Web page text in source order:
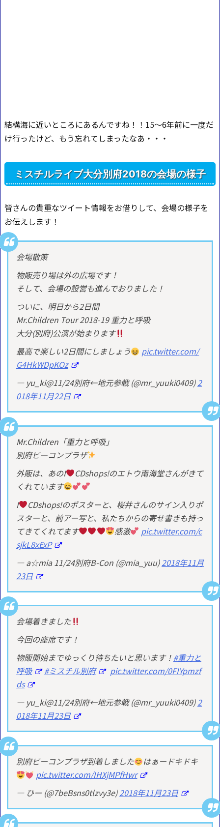
結構海に近いところにあるんですね！！15〜6年前に一度だ
け行ったけど、もう忘れてしまったなあ・・・
ミスチルライブ大分別府2018の会場の様子
皆さんの貴重なツイート情報をお借りして、会場の様子を
お伝えします！
会場散策
物販売り場は外の広場です！
そして、会場の設営も進んでおりました！
ついに、明日から2日間
Mr.Children Tour 2018-19 重力と呼吸
大分(別府)公演が始まります
最高で楽しい2日間にしましょう
pic.twitter.com/
G4HkWDpKOz
— yu_ki@11/24別府←地元参戦 (@mr_yuuki0409)2
018年11月22日
Mr.Children「重力と呼吸」
別府ビーコンプラザ
外販は、あのI
CDshops!のエトウ南海堂さんがきて
くれています
I
CDshops!のポスターと、桜井さんのサイン入りポ
スターと、前アー写と、私たちからの寄せ書きも持っ
てきてくれてます
感激
pic.twitter.com/c
sjkL8xExP
— a☆mia 11/24別府B-Con (@mia_yuu)2018年11月
23日
会場着きました
今回の座席です！
物販開始までゆっくり待ちたいと思います！ #重力と
呼吸
#ミスチル別府
pic.twitter.com/0FIYpmzf
ds
— yu_ki@11/24別府←地元参戦 (@mr_yuuki0409)2
018年11月23日
別府ビーコンプラザ到着しました
はぁードキドキ
pic.twitter.com/IHXjMPfHwr
— ひー (@7beBsns0tlzvy3e)2018年11月23日